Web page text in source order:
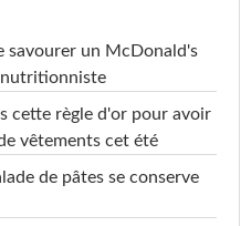
savourer un McDonald's
nutritionniste
cette règle d'or pour avoir
vêtements cet été
de pâtes se conserve